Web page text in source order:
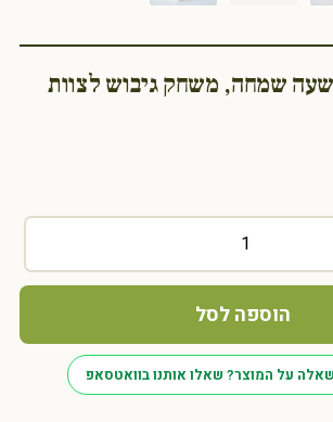
שמחה, משחק גיבוש לצוות
הוספה לסל
על המוצר? שאלו אותנו בוואטסאפ